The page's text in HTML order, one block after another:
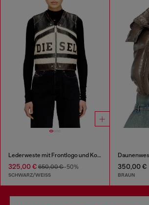
Lederweste mit Frontlogo und Kontraststreifen
325,00 € 650,00 €-50%
SCHWARZ/WEISS
350,00 €
BRAUN